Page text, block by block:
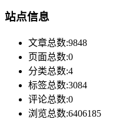
站点信息
文章总数:9848
页面总数:0
分类总数:4
标签总数:3084
评论总数:0
浏览总数:6406185